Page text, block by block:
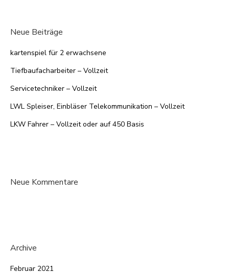
Neue Beiträge
kartenspiel für 2 erwachsene
Tiefbaufacharbeiter – Vollzeit
Servicetechniker – Vollzeit
LWL Spleiser, Einbläser Telekommunikation – Vollzeit
LKW Fahrer – Vollzeit oder auf 450 Basis
Neue Kommentare
Archive
Februar 2021